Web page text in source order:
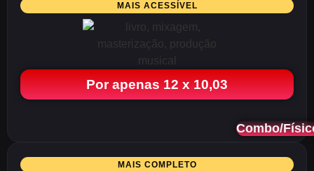
MAIS ACESSÍVEL
Por apenas 12 x 10,03
MAIS COMPLETO
Combo/